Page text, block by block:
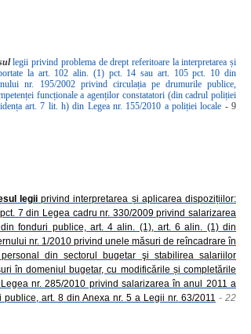
legii privind problema de drept referitoare la interpretarea și
la art. 102 alin. (1) pct. 14 sau art. 105 pct. 10 din
nr. 195/2002 privind circulația pe drumurile publice,
funcționale a agenților constatatori (din cadrul poliției
art. 7 lit. h) din Legea nr. 155/2010 a poliției locale - 9
legii privind interpretarea și aplicarea dispozițiilor:
7 din Legea cadru nr. 330/2009 privind salarizarea
fonduri publice, art. 4 alin. (1), art. 6 alin. (1) din
nr. 1/2010 privind unele măsuri de reîncadrare în
din sectorul bugetar şi stabilirea salariilor
în domeniul bugetar, cu modificările și completările
nr. 285/2010 privind salarizarea în anul 2011 a
art. 8 din Anexa nr. 5 a Legii nr. 63/2011 - 22